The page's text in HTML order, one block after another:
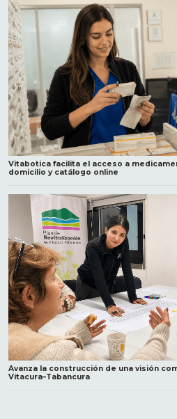
Vitabotica facilita el acceso a
domicilio y catálogo online
Avanza la construcción de una visión
Vitacura–Tabancura